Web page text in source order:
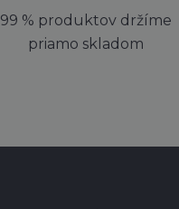
99 % produktov držíme
priamo skladom